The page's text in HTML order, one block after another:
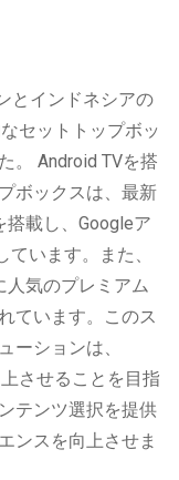
とインドネシアの
セットトップボッ
。 Android TVを搭
ボックスは、最新
載し、Googleア
います。また、
人気のプレミアム
ています。このス
ーションは、
させることを目指
テンツ選択を提供
ンスを向上させま